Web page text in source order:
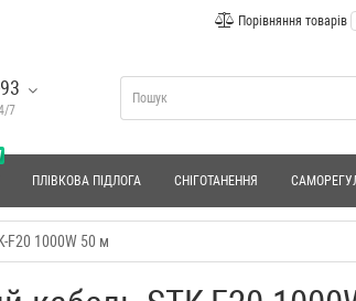
Порівняння товарів
7
ПЛІВКОВА ПІДЛОГА СНІГОТАНЕННЯ
F20 1000W 50 м